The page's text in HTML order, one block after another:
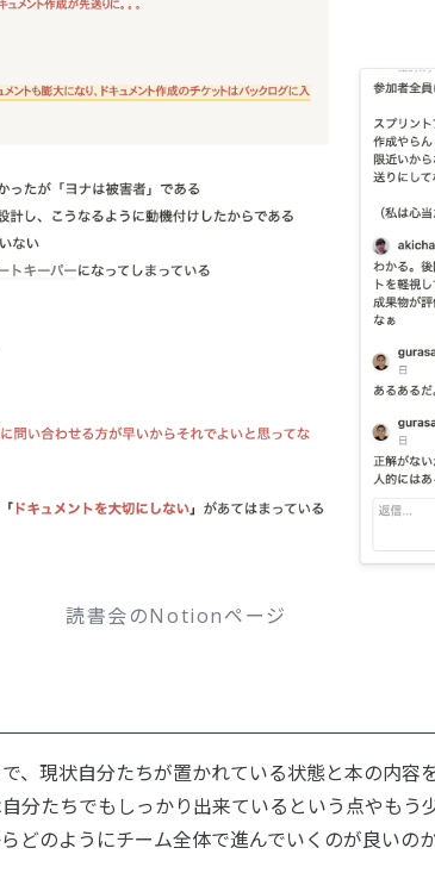
読書会のNotionページ
、現状自分たちが置かれている状態と本の内容
分たちでもしっかり出来ているという点やもう
どのようにチーム全体で進んでいくのが良いの